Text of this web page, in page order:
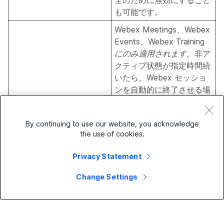
も可能です。
たらミーティングを自動的
Webex Meetings、Webex
Events、Webex Training
にのみ適用されます。 非ア
クティブ状態が指定時間続
いたら、Webex セッショ
ンを自動的に終了させる場
ミーティングの自動終了を
防ぐため、セッション主催
者には指定された残りの時
を指定することができま
す。この設定はパーソナル
声のみのミーティングに適
By continuing to use our website, you acknowledge
the use of cookies.
Privacy Statement
Change Settings